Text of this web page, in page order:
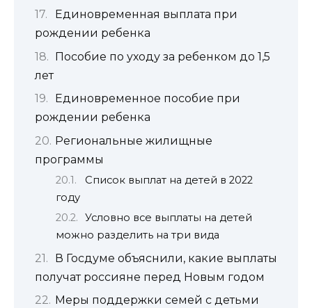
Единовременная выплата при
рождении ребенка
Пособие по уходу за ребенком до 1,5
лет
Единовременное пособие при
рождении ребенка
Региональные жилищные
программы
Список выплат на детей в 2022
году
Условно все выплаты на детей
можно разделить на три вида
В Госдуме объяснили, какие выплаты
получат россияне перед Новым годом
Меры поддержки семей с детьми